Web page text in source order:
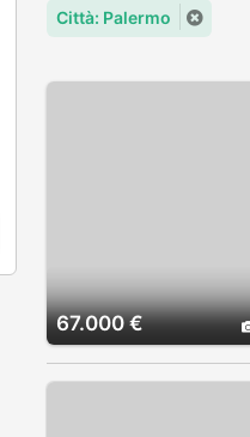
Città: Palermo
67.000 €